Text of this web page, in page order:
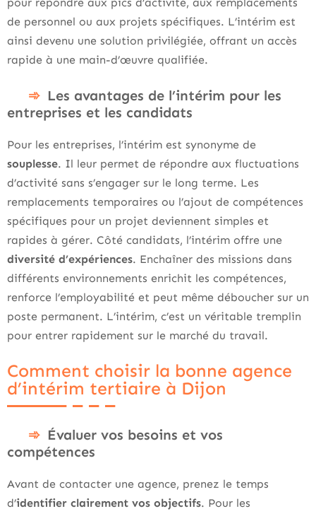
de personnel ou aux projets spécifiques. L’intérim est
ainsi devenu une solution privilégiée, offrant un accès
rapide à une main-d’œuvre qualifiée.
Les avantages de l’intérim pour les
entreprises et les candidats
Pour les entreprises, l’intérim est synonyme de
souplesse. Il leur permet de répondre aux fluctuations
d’activité sans s’engager sur le long terme. Les
remplacements temporaires ou l’ajout de compétences
spécifiques pour un projet deviennent simples et
rapides à gérer. Côté candidats, l’intérim offre une
diversité d’expériences. Enchaîner des missions dans
différents environnements enrichit les compétences,
renforce l’employabilité et peut même déboucher sur un
poste permanent. L’intérim, c’est un véritable tremplin
pour entrer rapidement sur le marché du travail.
Comment choisir la bonne agence
d’intérim tertiaire à Dijon
Évaluer vos besoins et vos
compétences
Avant de contacter une agence, prenez le temps
d’identifier clairement vos objectifs. Pour les